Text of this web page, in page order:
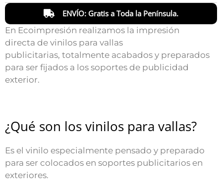
ENVÍO: Gratis a Toda la Península.
En Ecoimpresión realizamos la impresión
directa de vinilos para vallas
publicitarias, totalmente acabados y preparados
para ser fijados a los soportes de publicidad
exterior.
¿Qué son los vinilos para vallas?
Es el vinilo especialmente pensado y preparado
para ser colocados en soportes publicitarios en
exteriores.